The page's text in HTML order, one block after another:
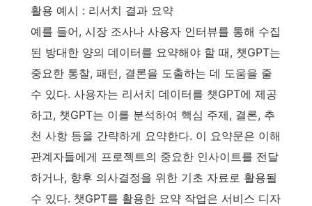
활용 예시 : 리서치 결과 요약
예를 들어, 시장 조사나 사용자 인터뷰를 통해 수집
된 방대한 양의 데이터를 요약해야 할 때, 챗GPT는
중요한 통찰, 패턴, 결론을 도출하는 데 도움을 줄
수 있다. 사용자는 리서치 데이터를 챗GPT에 제공
하고, 챗GPT는 이를 분석하여 핵심 주제, 결론, 추
천 사항 등을 간략하게 요약한다. 이 요약문은 이해
관계자들에게 프로젝트의 중요한 인사이트를 전달
하거나, 향후 의사결정을 위한 기초 자료로 활용될
수 있다. 챗GPT를 활용한 요약 작업은 서비스 디자